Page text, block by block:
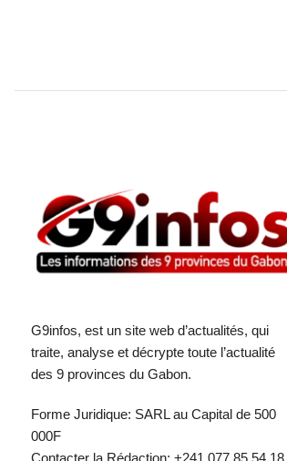
G9infos, est un site web d’actualités, qui
traite, analyse et décrypte toute l’actualité
des 9 provinces du Gabon.
Forme Juridique: SARL au Capital de 500
000F
Contacter la Rédaction: +241 077 85 54 18